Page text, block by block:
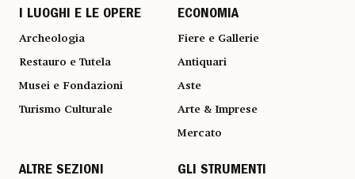
I LUOGHI E LE OPERE
Archeologia
Restauro e Tutela
Musei e Fondazioni
Turismo Culturale
ECONOMIA
Fiere e Gallerie
Antiquari
Aste
Arte & Imprese
Mercato
ALTRE SEZIONI GLI STRUMENTI